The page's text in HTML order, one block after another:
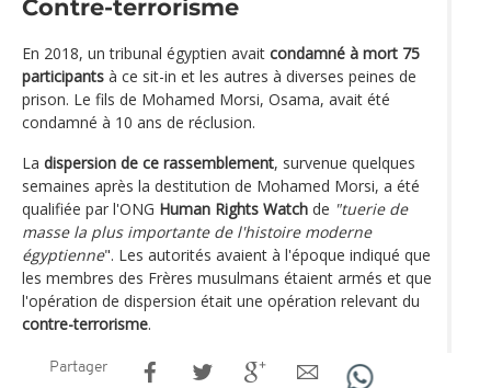
Contre-terrorisme
En 2018, un tribunal égyptien avait condamné à mort 75
participants à ce sit-in et les autres à diverses peines de
prison. Le fils de Mohamed Morsi, Osama, avait été
condamné à 10 ans de réclusion.
La dispersion de ce rassemblement, survenue quelques
semaines après la destitution de Mohamed Morsi, a été
qualifiée par l'ONG Human Rights Watch de "tuerie de
masse la plus importante de l'histoire moderne
égyptienne". Les autorités avaient à l'époque indiqué que
les membres des Frères musulmans étaient armés et que
l'opération de dispersion était une opération relevant du
contre-terrorisme.
Partager